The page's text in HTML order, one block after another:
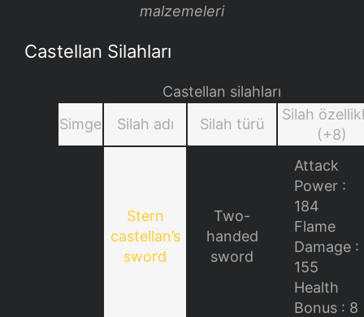
malzemeleri
Castellan Silahları
Castellan silahları
Simge
Silah adı Silah türü
Silah
(+8)
Stern
castellan’s
sword
Two-
handed
sword
Attack
Power :
184
Flame
Damage :
155
Health
Bonus : 8